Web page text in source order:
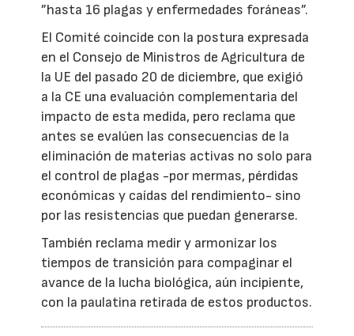
”hasta 16 plagas y enfermedades foráneas”.
El Comité coincide con la postura expresada
en el Consejo de Ministros de Agricultura de
la UE del pasado 20 de diciembre, que exigió
a la CE una evaluación complementaria del
impacto de esta medida, pero reclama que
antes se evalúen las consecuencias de la
eliminación de materias activas no solo para
el control de plagas -por mermas, pérdidas
económicas y caídas del rendimiento- sino
por las resistencias que puedan generarse.
También reclama medir y armonizar los
tiempos de transición para compaginar el
avance de la lucha biológica, aún incipiente,
con la paulatina retirada de estos productos.